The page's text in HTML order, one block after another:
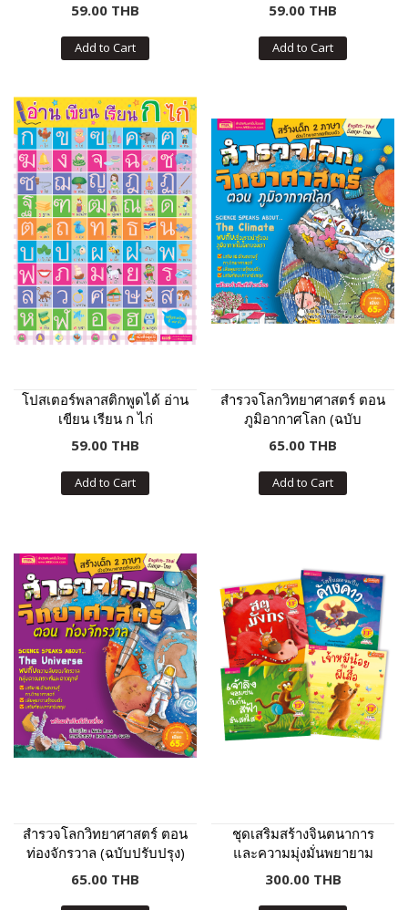
59.00 THB
Add to Cart
59.00 THB
Add to Cart
โปสเตอร์พลาสติกพูดได้ อ่าน
เขียน เรียน ก ไก่
59.00 THB
Add to Cart
สำรวจโลกวิทยาศาสตร์ ตอน
ภูมิอากาศโลก (ฉบับ
ปรับปรุง)
65.00 THB
Add to Cart
สำรวจโลกวิทยาศาสตร์ ตอน
ท่องจักรวาล (ฉบับปรับปรุง)
65.00 THB
ชุดเสริมสร้างจินตนาการ
และความมุ่งมั่นพยายาม
300.00 THB